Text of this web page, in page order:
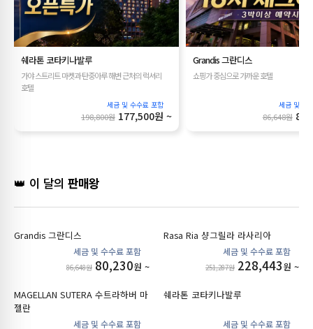
쉐라톤 코타키나발루
가야 스트리트 마켓과 탄중아루 해변 근처의 럭셔리
호텔
198,800원177,500원 ~
Grandis 그란디스
쇼핑가 중심으로 가까운 호텔
86,648원
👑 이 달의 판매왕
Grandis 그란디스
86,648원 80,230원 ~
Rasa Ria 샹그릴라 라사리아
251,287원 228,443원 ~
MAGELLAN SUTERA 수트라하버 마
젤란
쉐라톤 코타키나발루